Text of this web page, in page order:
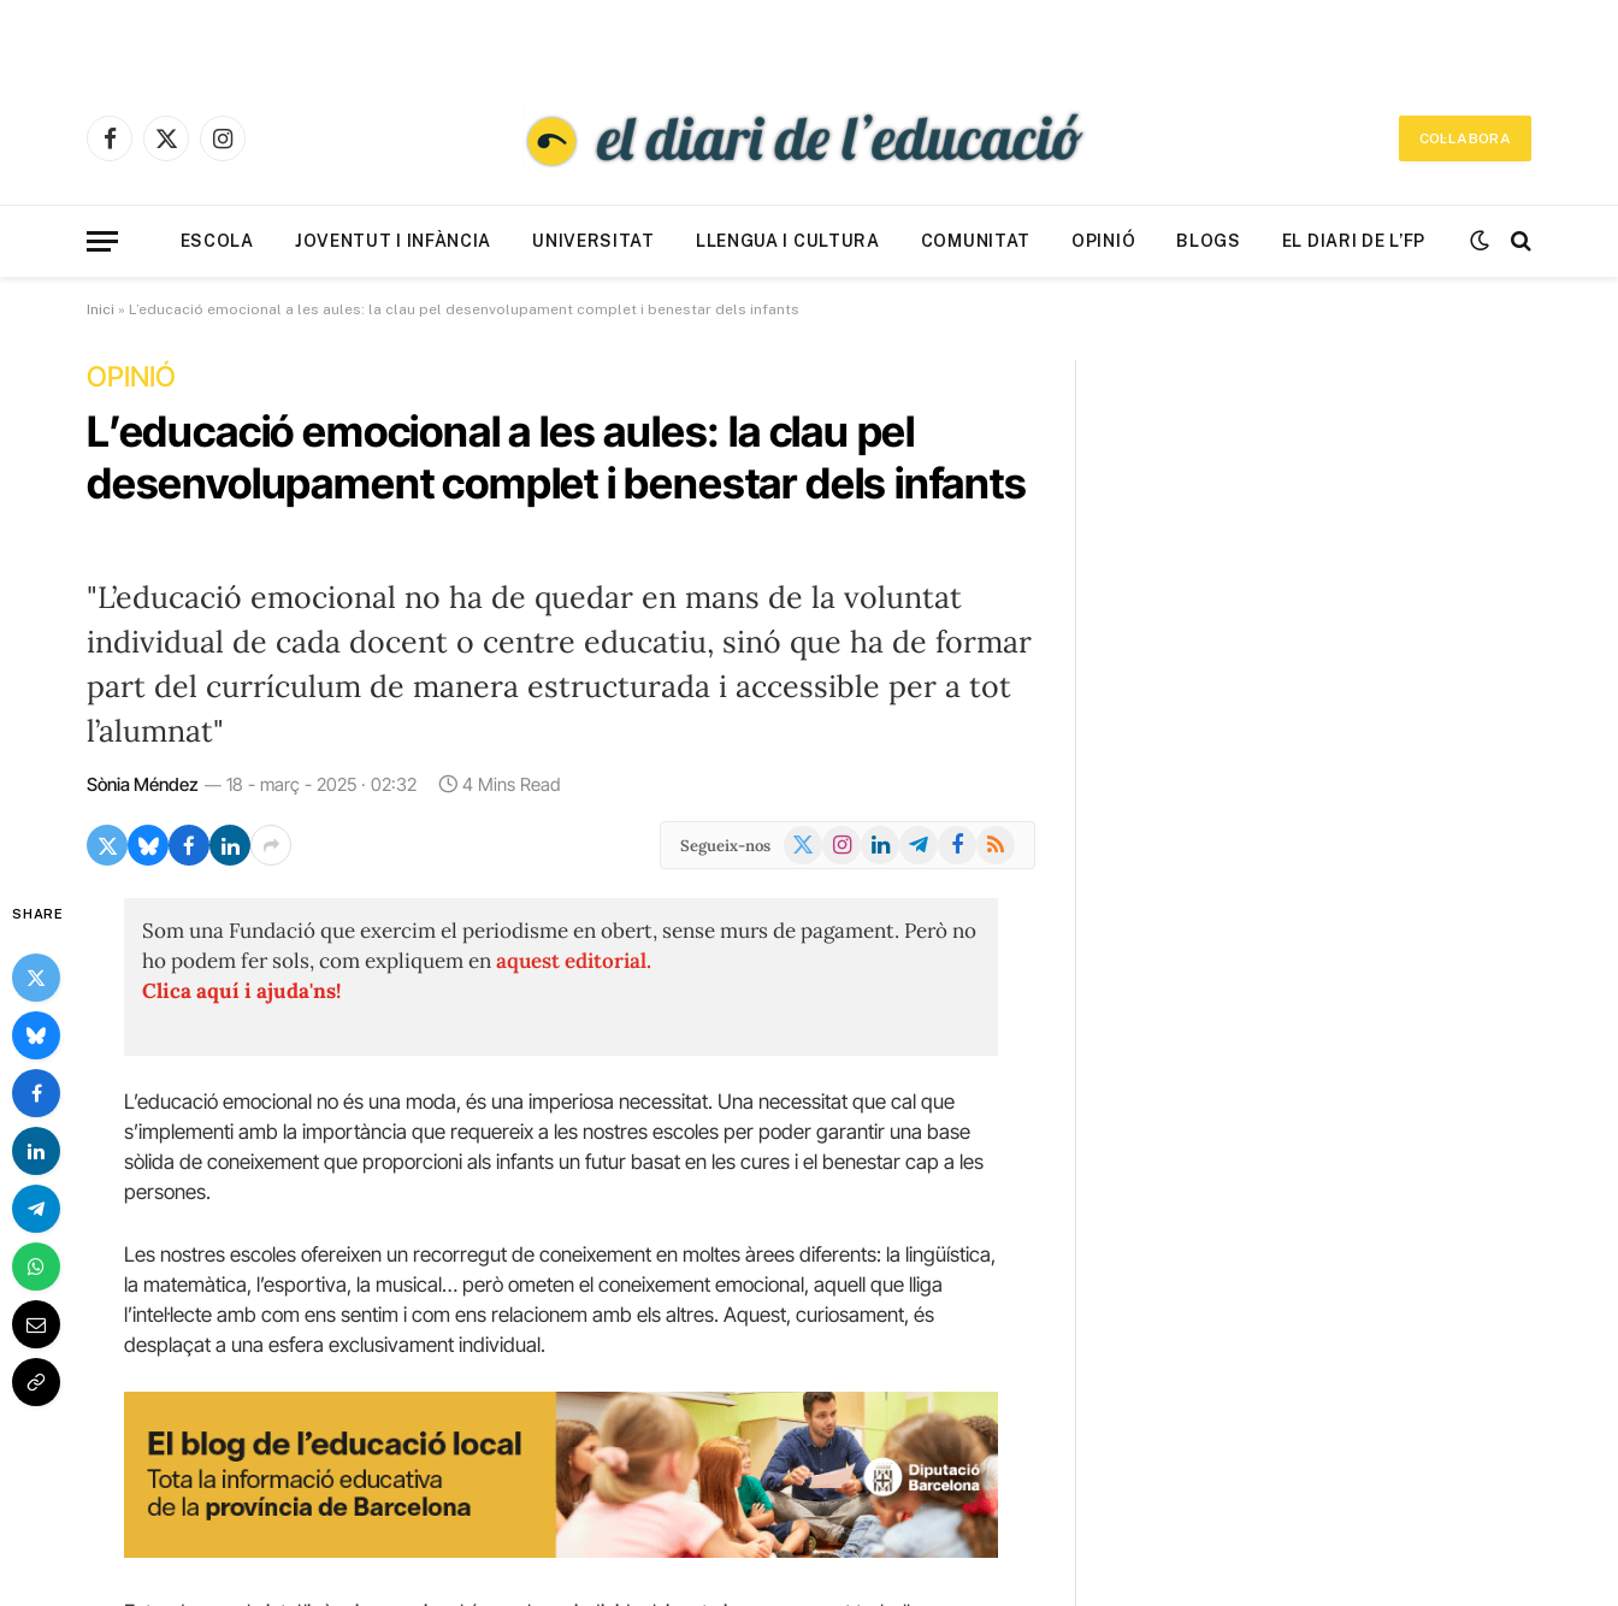
Facebook
X
Instagram
COL·LABORA
ESCOLA JOVENTUT I INFÀNCIA UNIVERSITAT LLENGUA I CULTURA COMUNITAT OPINIÓ BLOGS EL DIARI DE L’FP
Inici » L’educació emocional a les aules: la clau pel desenvolupament complet i benestar dels infants
OPINIÓ
L’educació emocional a les aules: la clau pel
desenvolupament complet i benestar dels infants
"L’educació emocional no ha de quedar en mans de la voluntat
individual de cada docent o centre educatiu, sinó que ha de formar
part del currículum de manera estructurada i accessible per a tot
l’alumnat"
Sònia Méndez 18 - març - 2025 · 02:32 4 Mins Read
Segueix-nos
X
Instagram
LinkedInTelegramFacebook
RSS
SHARE
Som una Fundació que exercim el periodisme en obert, sense murs de pagament. Però no
ho podem fer sols, com expliquem enaquest editorial.
Clica aquí i ajuda'ns!
L’educació emocional no és una moda, és una imperiosa necessitat. Una necessitat que cal que
s’implementi amb la importància que requereix a les nostres escoles per poder garantir una base
sòlida de coneixement que proporcioni als infants un futur basat en les cures i el benestar cap a les
persones.
Les nostres escoles ofereixen un recorregut de coneixement en moltes àrees diferents: la lingüística,
la matemàtica, l’esportiva, la musical… però ometen el coneixement emocional, aquell que lliga
l’intel·lecte amb com ens sentim i com ens relacionem amb els altres. Aquest, curiosament, és
desplaçat a una esfera exclusivament individual.